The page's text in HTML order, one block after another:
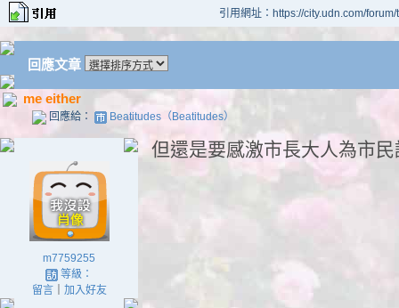
引用網址：https://city.udn.com/
回應文章
me either
回應給： Beatitudes（Beatitudes）
m7759255
等級：
留言｜ 加入好友
但還是要感激市長大人為市